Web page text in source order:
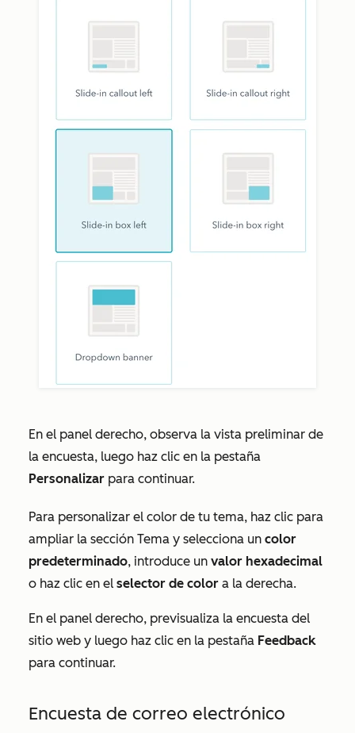
En el panel derecho, observa la vista preliminar de
la encuesta, luego haz clic en la pestaña
Personalizar para continuar.
Para personalizar el color de tu tema, haz clic para
ampliar la sección Tema y selecciona un color
predeterminado, introduce un valor hexadecimal
o haz clic en el selector de color a la derecha.
En el panel derecho, previsualiza la encuesta del
sitio web y luego haz clic en la pestaña Feedback
para continuar.
Encuesta de correo electrónico